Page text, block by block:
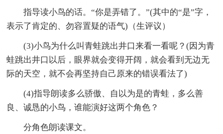
指导读小鸟的话。“你是弄错了。”(其中的“是”字，
表示了肯定的、勿容置疑的语气)（生评议）
(3)小鸟为什么叫青蛙跳出井口来看一看呢？(因为青
蛙跳出井口以后，眼界就会变得开阔，就会看到无边无
际的天空，就不会再坚持自己原来的错误看法了)
(4)指导朗读多么骄傲、自以为是的青蛙，多么善
良、诚恳的小鸟，谁能演好这两个角色？
分角色朗读课文。